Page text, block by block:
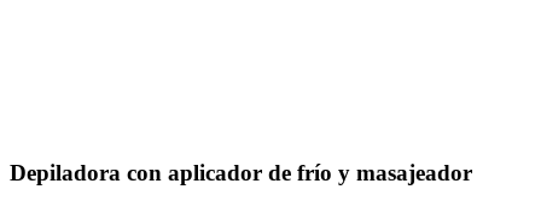
Depiladora con aplicador de frío y masajeador